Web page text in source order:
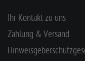
Ihr Kontakt zu uns
Zahlung & Versand